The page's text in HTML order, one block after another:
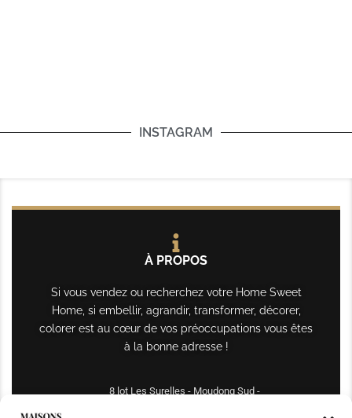
INSTAGRAM
À PROPOS
Si vous vendez ou recherchez votre Home Sweet
Home, si embellir, agrandir, transformer, décorer,
colorer est au cœur de vos préoccupations vous êtes
à la bonne adresse !
8 lot Les Surelles - Moudong Sud -